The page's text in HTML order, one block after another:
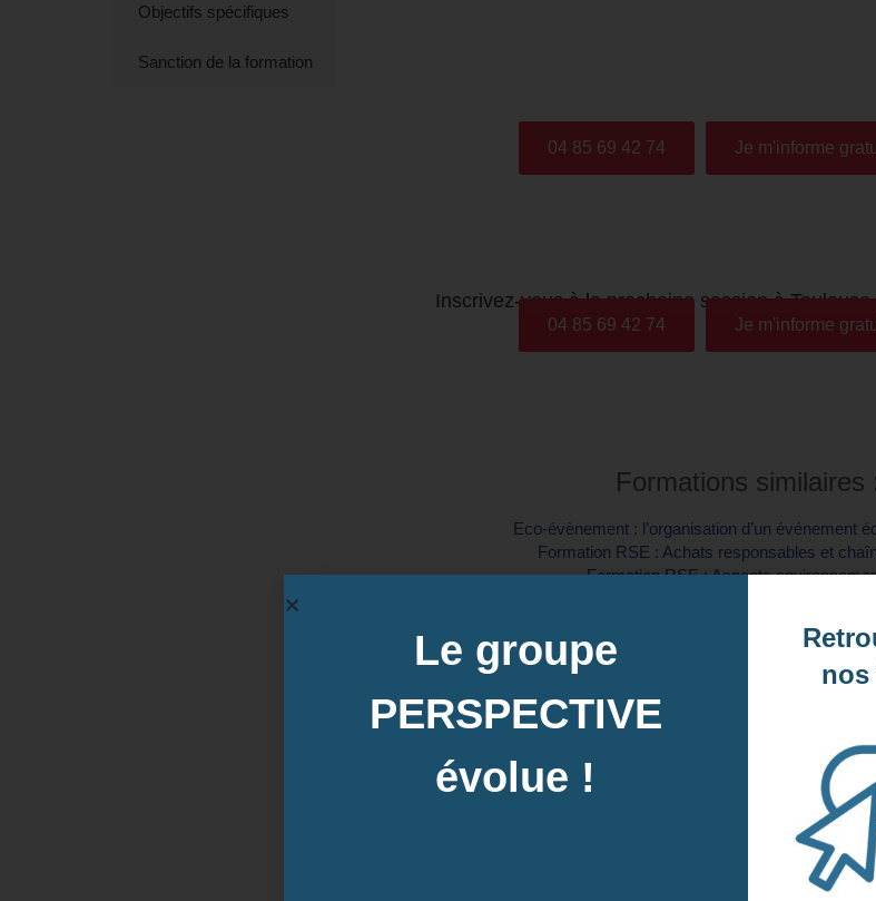
Objectifs spécifiques
Sanction de la formation
04 85 69 42 74 Je m'informe
Inscrivez-vous à la prochaine session à
04 85 69 42 74 Je m'informe
Formations similaires :
Eco-évènement : l’organisation d’un événement
Formation RSE : Achats responsables et
Formation RSE : Aspects
La loi Sapin II ou prévention de la corruption
Les gestes éco-responsables
L’instauration d’une politique d’achats
Nos clients
Naviguez vers la droite pour en voir
Le groupe
PERSPECTIVE
évolue !
nos